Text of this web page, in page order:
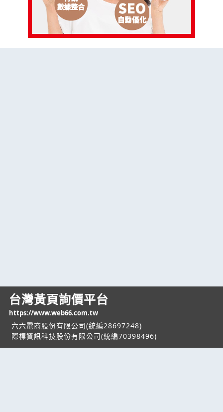
台灣黃頁詢價平台
https://www.web66.com.tw
六六電商股份有限公司(統編28697248)
際標資訊科技股份有限公司(統編70398496)